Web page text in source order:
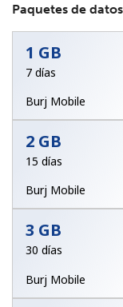
Mínimo 8
Una letra
Un número
Mantente en
ofertas.
Al abrir una
Paquetes de datos
1 GB
7 días
Burj Mobile
2 GB
15 días
Burj Mobile
3 GB
30 días
Burj Mobile